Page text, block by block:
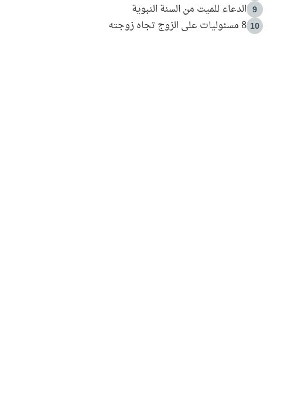
9 الدعاء للميت من السنة النبوية
10 8 مسئوليات على الزوج تجاه زوجته